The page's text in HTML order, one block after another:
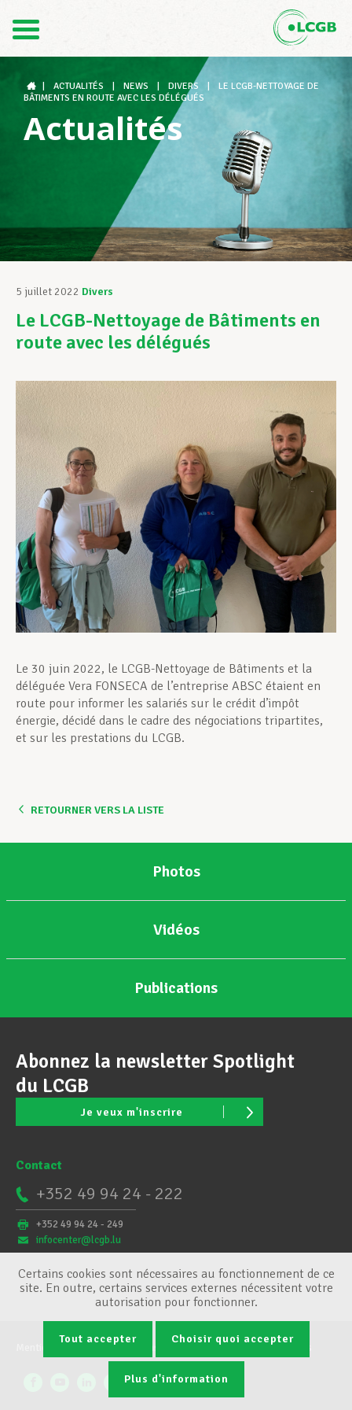
DE
Le LCGB
Structures syndicales
Assistance au Travail
Vos droits
Assistance en vie privée
Développement professionnel
Devenir Membre
Actualités
ACTUALITÉS NEWS DIVERS
LE LCGB-NETTOYAGE DE
BÂTIMENTS EN ROUTE AVEC LES DÉLÉGUÉS
Actualités
5 juillet 2022 Divers
Le LCGB-Nettoyage de Bâtiments en
route avec les délégués
Le 30 juin 2022, le LCGB-Nettoyage de Bâtiments et la
déléguée Vera FONSECA de l’entreprise ABSC étaient en
route pour informer les salariés sur le crédit d’impôt
énergie, décidé dans le cadre des négociations tripartites,
et sur les prestations du LCGB.
RETOURNER VERS LA LISTE
Photos
Vidéos
Publications
Abonnez la newsletter Spotlight
du LCGB
Je veux m'inscrire
Contact
+352 49 94 24 - 222
+352 49 94 24 - 249
infocenter@lcgb.lu
Conditions générales Gestion des cookies
Certains cookies sont nécessaires au fonctionnement de ce
site. En outre, certains services externes nécessitent votre
autorisation pour fonctionner.
Tout accepter Choisir quoi accepter
Plus d'information